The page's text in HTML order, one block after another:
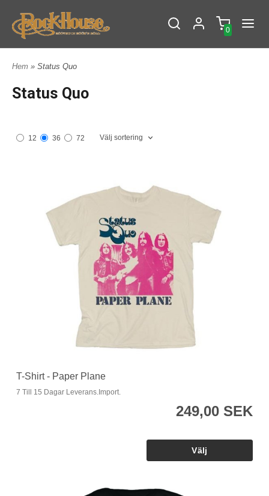
0
Hem » Status Quo
Status Quo
12 36 72 Välj sortering
T-Shirt - Paper Plane
7 Till 15 Dagar Leverans.Import.
249,00 SEK